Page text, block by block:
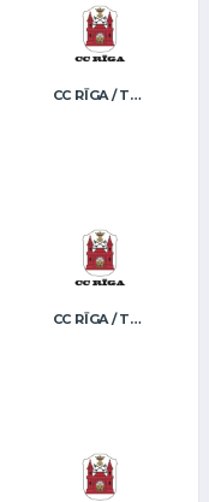
CC RĪGA / TRUKŠĀNS
CC RĪGA / TRUKŠĀNS